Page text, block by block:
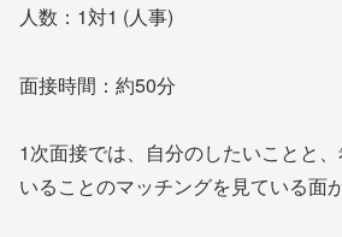
人数： 1対1 (人事)
面接時間：約50分
1次面接では、自分のしたいことと
いることのマッチングを見ている面